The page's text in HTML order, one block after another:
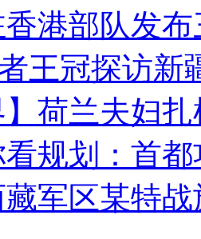
港部队发
王冠探访新
】荷兰夫妇
规划：首
军区某特